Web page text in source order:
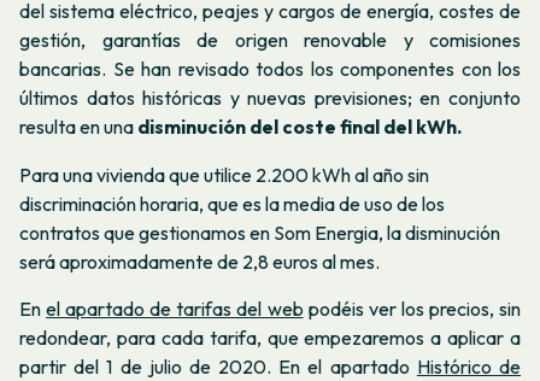
del sistema eléctrico, peajes y cargos de energía, costes de
gestión, garantías de origen renovable y comisiones
bancarias. Se han revisado todos los componentes con los
últimos datos históricas y nuevas previsiones; en conjunto
resulta en una disminución del coste final del kWh.
Para una vivienda que utilice 2.200 kWh al año sin
discriminación horaria, que es la media de uso de los
contratos que gestionamos en Som Energia, la disminución
será aproximadamente de 2,8 euros al mes.
Enel apartado de tarifas del web podéis ver los precios, sin
redondear, para cada tarifa, que empezaremos a aplicar a
partir del 1 de julio de 2020. En el apartado Histórico de